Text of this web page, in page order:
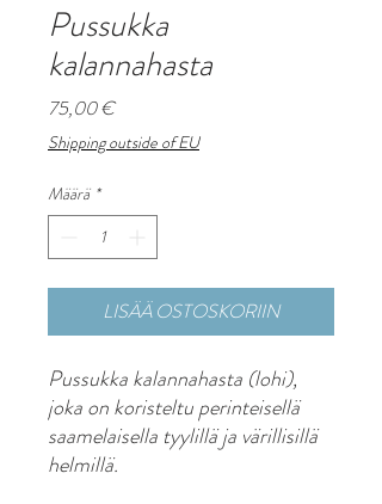
Pussukka
kalannahasta
75,00 €Hinta
Shipping outside of EU
Määrä *
LISÄÄ OSTOSKORIIN
Pussukka kalannahasta (lohi),
joka on koristeltu perinteisellä
saamelaisella tyylillä ja värillisillä
helmillä.